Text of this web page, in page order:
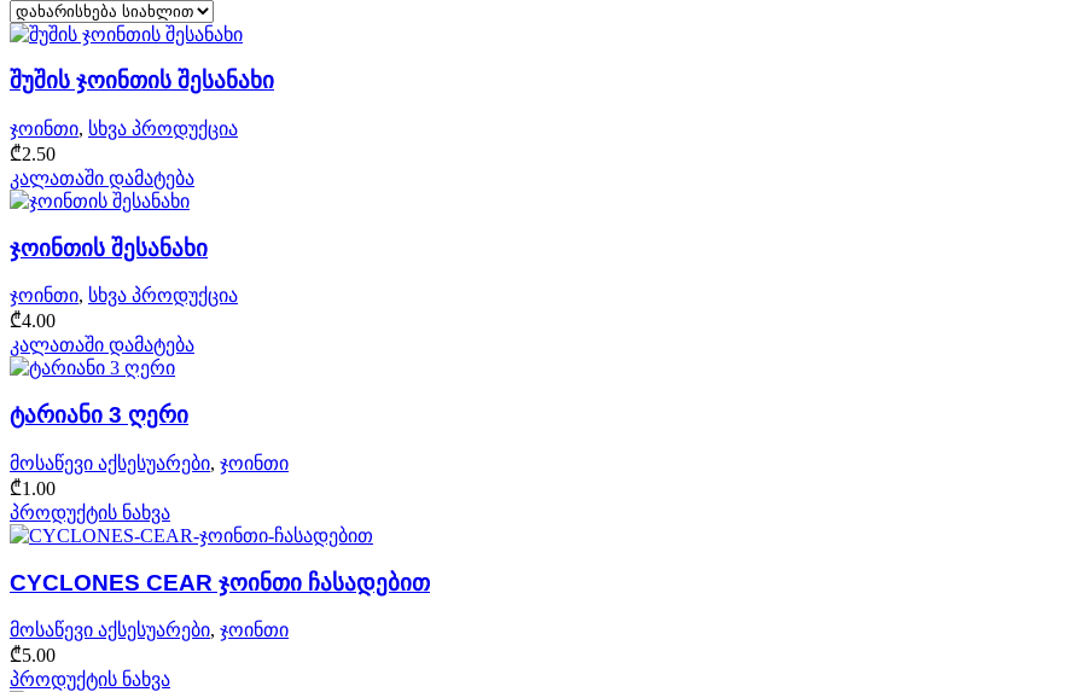
შუშის ჯოინთის შესანახი
ჯოინთი, სხვა პროდუქცია
₾2.50
კალათაში დამატება
ჯოინთის შესანახი
ჯოინთი, სხვა პროდუქცია
₾4.00
კალათაში დამატება
ტარიანი 3 ღერი
მოსაწევი აქსესუარები, ჯოინთი
₾1.00
პროდუქტის ნახვა
CYCLONES CEAR ჯოინთი ჩასადებით
მოსაწევი აქსესუარები, ჯოინთი
₾5.00
პროდუქტის ნახვა